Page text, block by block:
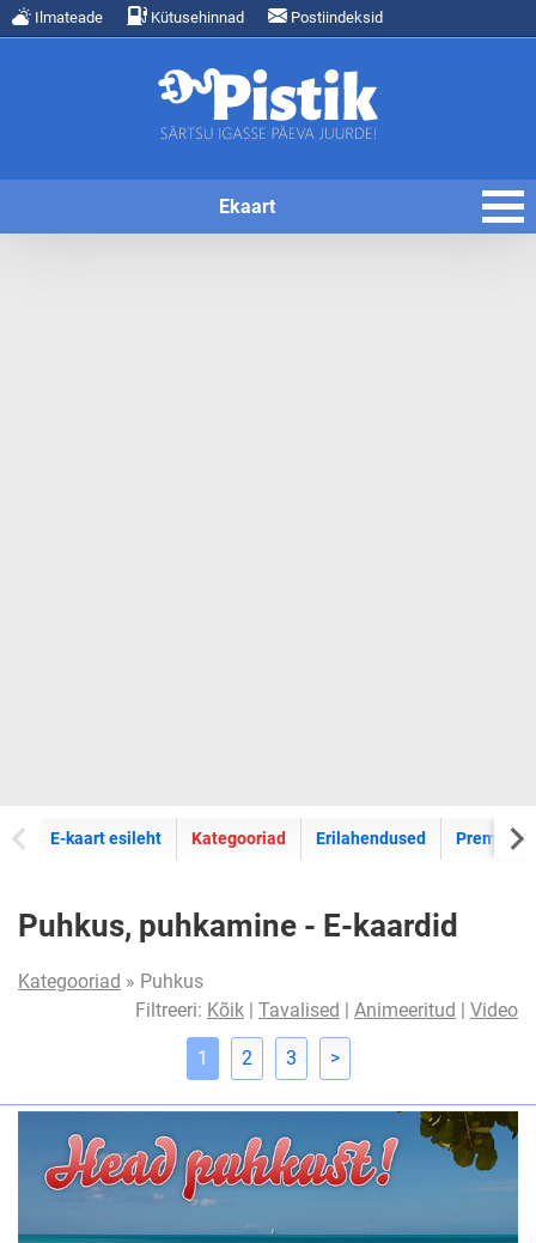
Ilmateade Kütusehinnad Postiindeksid
Ekaart
E-kaart esileht E-kaartide
Kategooriad Erilahendused Premium
Puhkus, puhkamine - E-kaardid
Kategooriad » Puhkus
Filtreeri: Kõik | Tavalised | Animeeritud | Video
1 2 3 >